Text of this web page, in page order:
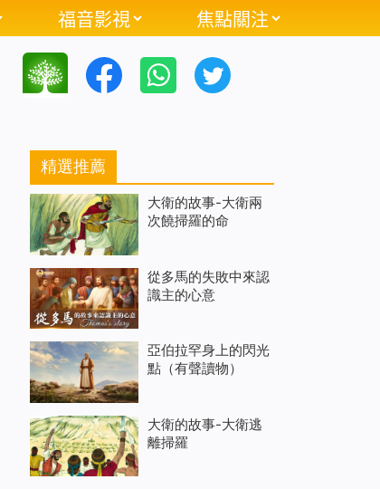
福音影視 焦點關注
精選推薦
大衛的故事-大衛兩
次饒掃羅的命
從多馬的失敗中來認
識主的心意
亞伯拉罕身上的閃光
點（有聲讀物）
大衛的故事-大衛逃
離掃羅